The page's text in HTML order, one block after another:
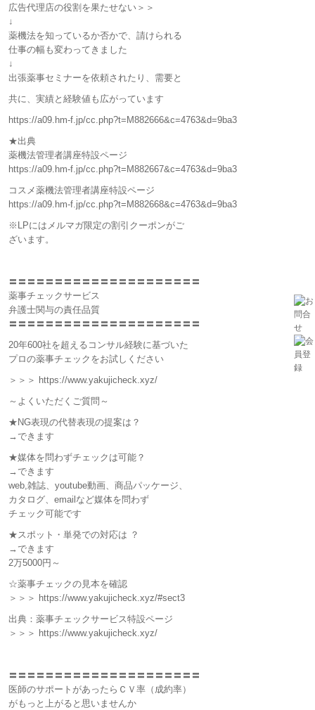
広告代理店の役割を果たせない＞＞
↓
薬機法を知っているか否かで、請けられる
仕事の幅も変わってきました
↓
出張薬事セミナーを依頼されたり、需要と
共に、実績と経験値も広がっています
https://a09.hm-f.jp/cc.php?t=M882666&c=4763&d=9ba3
★出典
薬機法管理者講座特設ページ
https://a09.hm-f.jp/cc.php?t=M882667&c=4763&d=9ba3
コスメ薬機法管理者講座特設ページ
https://a09.hm-f.jp/cc.php?t=M882668&c=4763&d=9ba3
※LPにはメルマガ限定の割引クーポンがご
ざいます。
〓〓〓〓〓〓〓〓〓〓〓〓〓〓〓〓〓〓〓〓〓
薬事チェックサービス
弁護士関与の責任品質
〓〓〓〓〓〓〓〓〓〓〓〓〓〓〓〓〓〓〓〓〓
20年600社を超えるコンサル経験に基づいた
プロの薬事チェックをお試しください
＞＞＞ https://www.yakujicheck.xyz/
～よくいただくご質問～
★NG表現の代替表現の提案は？
→できます
★媒体を問わずチェックは可能？
→できます
web,雑誌、youtube動画、商品パッケージ、
カタログ、emailなど媒体を問わず
チェック可能です
★スポット・単発での対応は ？
→できます
2万5000円～
☆薬事チェックの見本を確認
＞＞＞ https://www.yakujicheck.xyz/#sect3
出典：薬事チェックサービス特設ページ
＞＞＞ https://www.yakujicheck.xyz/
〓〓〓〓〓〓〓〓〓〓〓〓〓〓〓〓〓〓〓〓〓
医師のサポートがあったらＣＶ率（成約率）
がもっと上がると思いませんか